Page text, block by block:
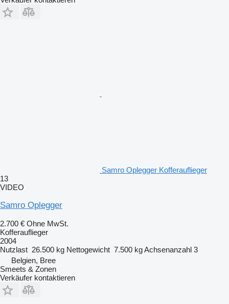
Samro Oplegger Kofferauflieger
13
VIDEO
Samro Oplegger
2.700 € Ohne MwSt.
Kofferauflieger
2004
Nutzlast 26.500 kg Nettogewicht 7.500 kgAchsenanzahl 3
Belgien, Bree
Smeets & Zonen
Verkäufer kontaktieren